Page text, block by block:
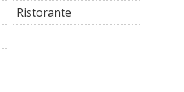
Ristorante